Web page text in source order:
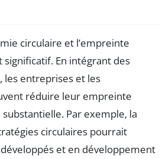
circulaire et l’empreinte
En intégrant des
les entreprises et les
réduire leur empreinte
Par exemple, la
circulaires pourrait
et en développement